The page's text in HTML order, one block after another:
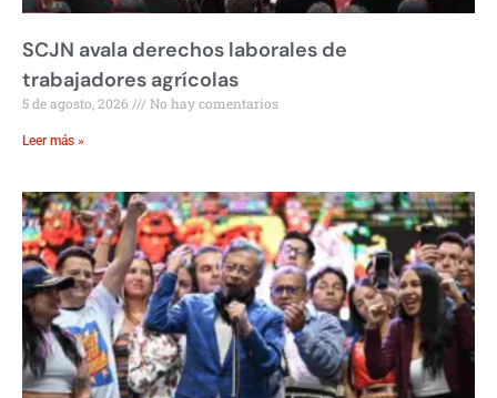
SCJN avala derechos laborales de
trabajadores agrícolas
5 de agosto, 2026 No hay comentarios
Leer más »